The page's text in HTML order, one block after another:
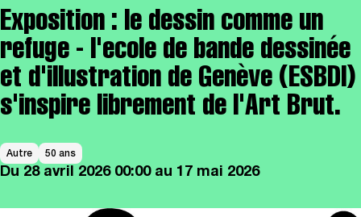
Exposition : le dessin comme un
refuge - l'ecole de bande dessinée
et d'illustration de Genève (ESBDI)
s'inspire librement de l'Art Brut.
Autre 50 ans
Du 28 avril 2026 00:00 au 17 mai 2026